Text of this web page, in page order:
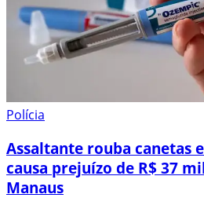
Polícia
Assaltante rouba canetas
causa prejuízo de R$ 37
Manaus